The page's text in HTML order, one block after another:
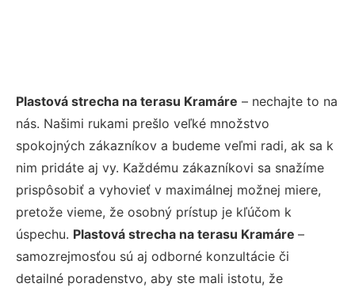
Plastová strecha na terasu Kramáre – nechajte to na
nás. Našimi rukami prešlo veľké množstvo
spokojných zákazníkov a budeme veľmi radi, ak sa k
nim pridáte aj vy. Každému zákazníkovi sa snažíme
prispôsobiť a vyhovieť v maximálnej možnej miere,
pretože vieme, že osobný prístup je kľúčom k
úspechu. Plastová strecha na terasu Kramáre –
samozrejmosťou sú aj odborné konzultácie či
detailné poradenstvo, aby ste mali istotu, že